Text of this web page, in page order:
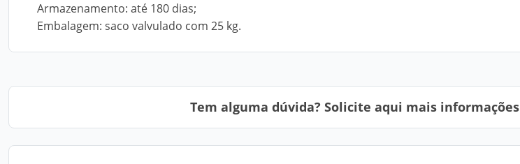
Armazenamento: até 180 dias;
Embalagem: saco valvulado com 25 kg.
Tem alguma dúvida? Solicite aqui mais informações